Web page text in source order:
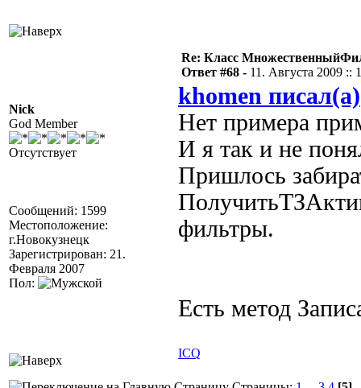
Nick
God Member
Отсутствует
Сообщений: 1599
Местоположение:
г.Новокузнецк
Зарегистрирован: 21.
Февраля 2007
Пол:
Re: Класс
Ответ #68 - 11. Августа 2009 ::
khomen писал(а)
Нет примера
И я так и не
Пришлось
фильтры.
Есть метод
ICQ